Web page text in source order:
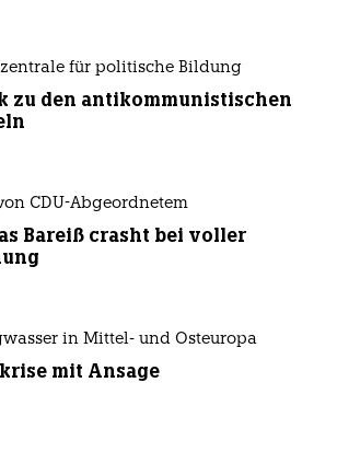
für politische Bildung
zu den antikommunistischen
CDU-Abgeordnetem
Bareiß crasht bei voller
in Mittel- und Osteuropa
mit Ansage